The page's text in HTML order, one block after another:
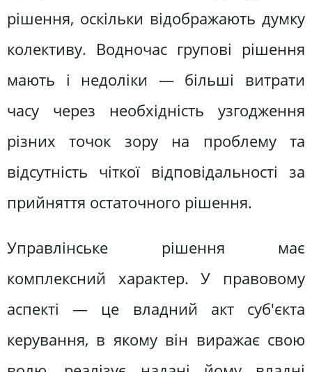
рішення, оскільки відображають думку
колективу. Водночас групові рішення
мають і недоліки — більші витрати
часу через необхідність узгодження
різних точок зору на проблему та
відсутність чіткої відповідальності за
прийняття остаточного рішення.
Управлінське рішення має
комплексний характер. У правовому
аспекті — це владний акт суб'єкта
керування, в якому він виражає свою